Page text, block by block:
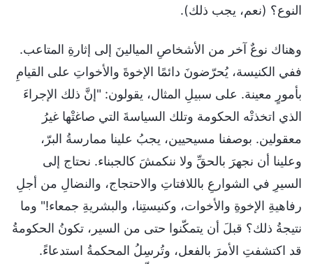
النوع؟ (نعم، يجب ذلك).
وهناك نوعٌ آخر من الأشخاصِ الميالينَ إلى إثارةِ المتاعب.
ففي الكنيسة، يُحرّضونَ دائمًا الإخوةَ والأخواتِ على القيامِ
بأمورٍ معينة. على سبيلِ المثال، يقولون: "إنَّ ذلك الإجراءَ
الذي اتخذتْه الحكومة وتلك السياسةَ التي صاغتْها غيرُ
معقولين. بوصفنا مسيحيين، يجبُ علينا ممارسةُ البرّ،
وعلينا أن نجهرَ بالحقِّ ولا ننكمشَ كالجبناء. نحتاج إلى
السيرِ في الشوارعِ باللافتاتِ والاحتجاج، والنضالِ من أجلِ
رفاهيةِ الإخوةِ والأخوات، وكنيستِنا، والبشريةِ جمعاء!" وما
نتيجةُ ذلك؟ قبلَ أن يتمكّنوا حتى من السير، تكونُ الحكومةُ
قد اكتشفتِ الأمرَ بالفعل، وتُرسِلُ المحكمةُ استدعاءً.